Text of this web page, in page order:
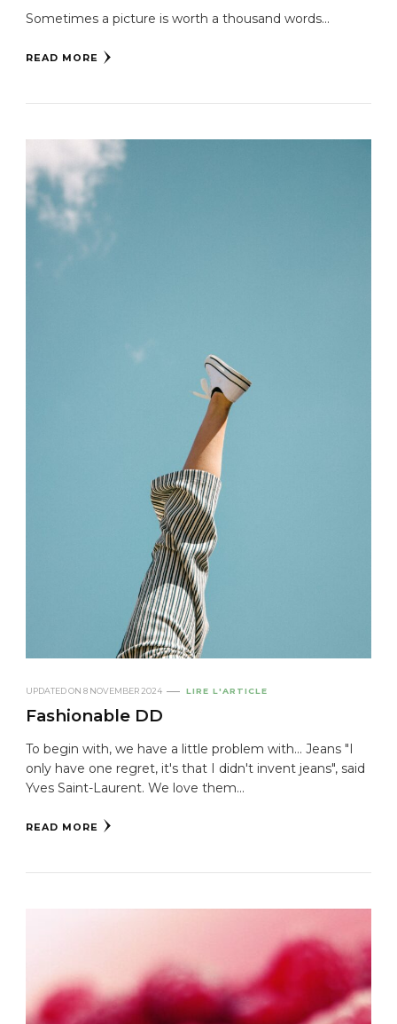
Sometimes a picture is worth a thousand words...
READ MORE
UPDATED ON 8 NOVEMBER 2024 LIRE L'ARTICLE
Fashionable DD
To begin with, we have a little problem with... Jeans "I
only have one regret, it's that I didn't invent jeans", said
Yves Saint-Laurent. We love them...
READ MORE